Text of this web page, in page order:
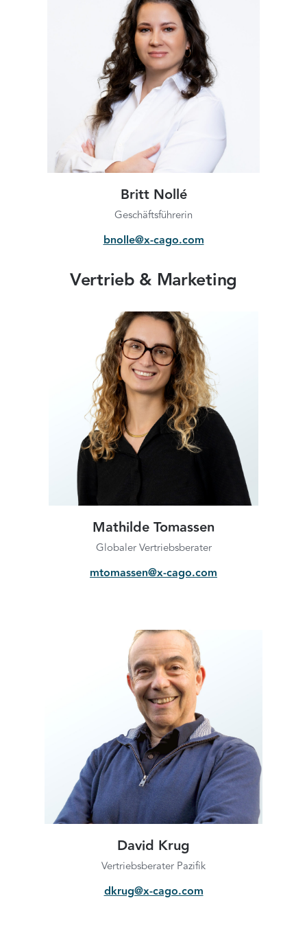
Britt Nollé
Geschäftsführerin
bnolle@x-cago.com
Vertrieb & Marketing
Mathilde Tomassen
Globaler Vertriebsberater
mtomassen@x-cago.com
David Krug
Vertriebsberater Pazifik
dkrug@x-cago.com